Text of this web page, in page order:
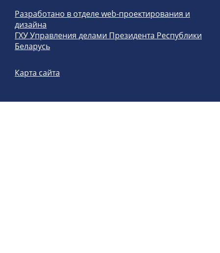
Разработано в отделе web-проектирования и
дизайна
ГХУ Управления делами Президента Республики
Беларусь
Карта сайта